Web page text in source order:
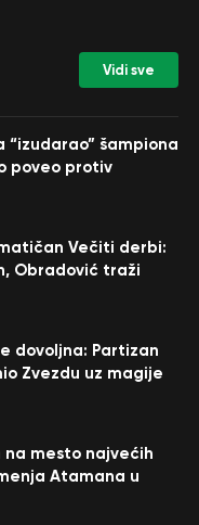
Vidi sve
“izudarao” šampiona
poveo protiv
Večiti derbi:
Obradović traži
dovoljna: Partizan
Zvezdu uz magije
mesto najvećih
Atamana u